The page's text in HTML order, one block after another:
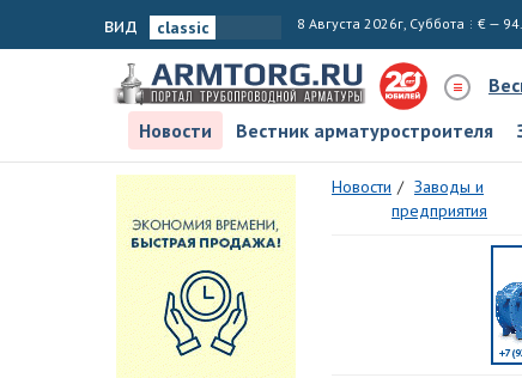
вид 8 Августа 2026г, Суббота € —
Новости
Вестник арматуростроителя
Новости
Заводы и
предприятия